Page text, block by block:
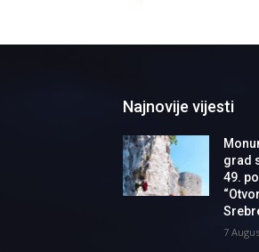
Najnovije vijesti
grad
49.
7